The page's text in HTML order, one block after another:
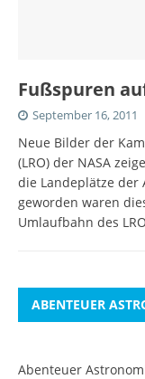
Fußspuren
September 16, 2011
Neue Bilder der
(LRO) der NASA
die Landeplätze der
geworden waren
Umlaufbahn des
ABENTEUER
Abenteuer